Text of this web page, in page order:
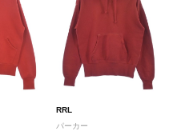
RRL
パーカー